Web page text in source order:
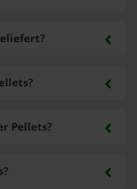
Pellets?